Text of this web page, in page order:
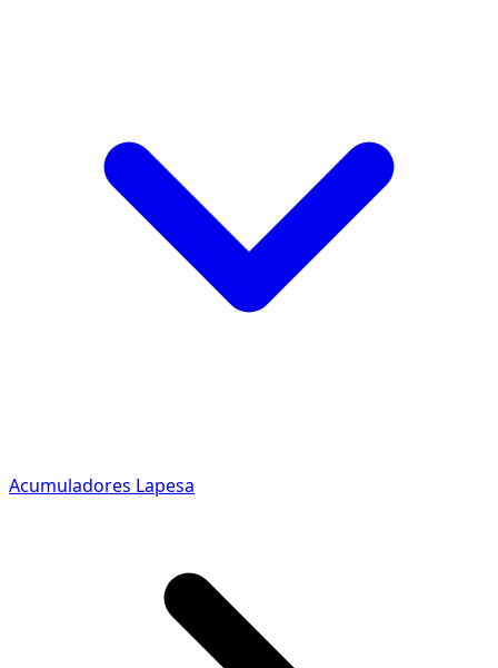
Acumuladores Lapesa